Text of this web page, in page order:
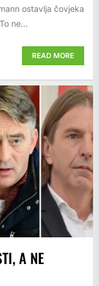
ostavlja čovjeka
ne...
READ MORE
A NE